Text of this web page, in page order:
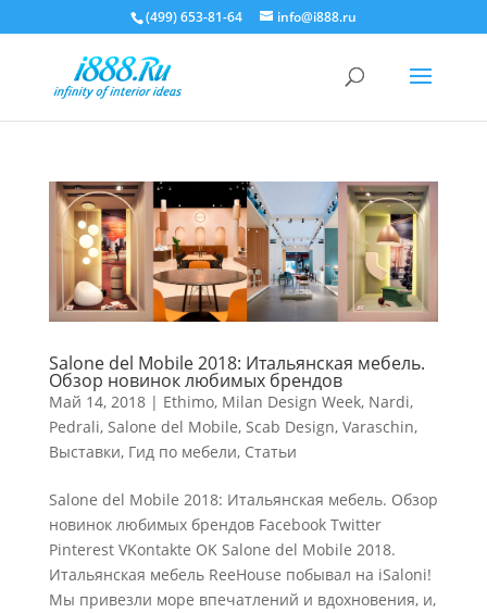
(499) 653-81-64 info@i888.ru
Salone del Mobile 2018: Итальянская мебель.
Обзор новинок любимых брендов
Май 14, 2018| Ethimo, Milan Design Week, Nardi,
Pedrali, Salone del Mobile, Scab Design, Varaschin,
Выставки, Гид по мебели, Статьи
Salone del Mobile 2018: Итальянская мебель. Обзор
новинок любимых брендов Facebook Twitter
Pinterest VKontakte OK Salone del Mobile 2018.
Итальянская мебель ReeHouse побывал на iSaloni!
Мы привезли море впечатлений и вдохновения, и,